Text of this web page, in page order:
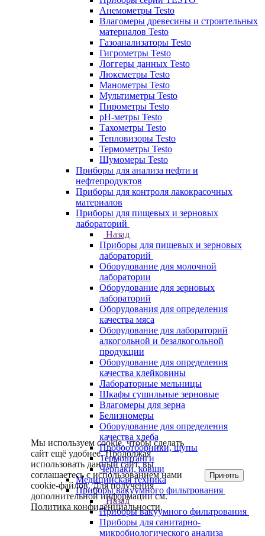
Анемометры Testo
Влагомеры древесины и строительных
материалов Testo
Газоанализаторы Testo
Гигрометры Testo
Логгеры данных Testo
Люксметры Testo
Манометры Testo
Мультиметры Testo
Пирометры Testo
pH-метры Testo
Тахометры Testo
Тепловизоры Testo
Термометры Testo
Шумомеры Testo
Приборы для анализа нефти и
нефтепродуктов
Приборы для контроля лакокрасочных
материалов
Приборы для пищевых и зерновых
лабораторий
Назад
Приборы для пищевых и зерновых
лабораторий
Оборудование для молочной
лаборатории
Оборудование для зерновых
лабораторий
Оборудования для определения
качества мяса
Оборудование для лабораторий
алкогольной и безалкогольной
продукции
Оборудование для определения
качества клейковины
Лабораторные мельницы
Шкафы сушильные зерновые
Влагомеры для зерна
Белизномеры
Оборудование для определения
качества хлеба
Пробоотборники, щупы
Термоштанги
Черпаки, ковши
Медицинская техника
Приборы вакуумного фильтрования
Назад
Приборы вакуумного фильтрования
Приборы для санитарно-
микробиологического анализа
Мы используем cookie, чтобы сделать
сайт ещё удобнее. Продолжая
использовать данный сайт, вы
соглашаетесь с использованием нами
cookie-файлов. Для получения
дополнительной информации см.
Политика конфиденциальности.
Принять